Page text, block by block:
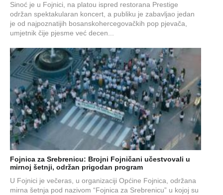
Sinoć je u Fojnici, na platou ispred restorana Prestige
održan spektakularan koncert, a publiku je zabavljao jedan
je od najpoznatijih bosanskohercegovačkih pop pjevača,
umjetnik čije pjesme već decen...
Fojnica za Srebrenicu: Brojni Fojničani učestvovali u
mirnoj šetnji, održan prigodan program
U Fojnici je večeras, u organizaciji Općine Fojnica, održana
mirna šetnja pod nazivom “Fojnica za Srebrenicu” u kojoj su